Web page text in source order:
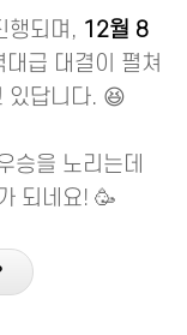
행되며, 12월 8
급 대결이 펼쳐
있답니다. 😆
승을 노리는데
되네요! 🥳